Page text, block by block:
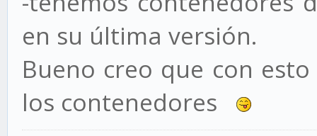
en su última versión.
Bueno creo que con
los contenedores